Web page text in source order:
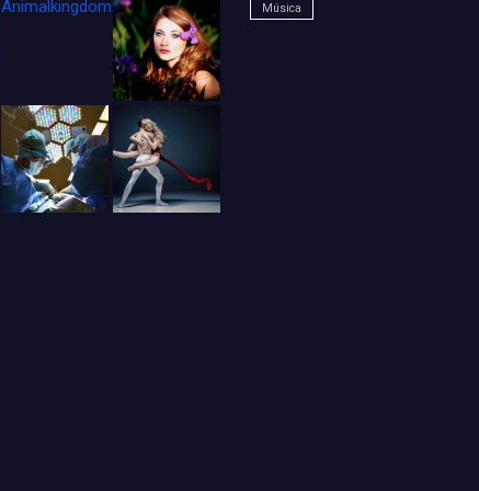
Animalkingdom_FichaCine Música